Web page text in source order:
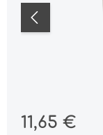
11,65 €